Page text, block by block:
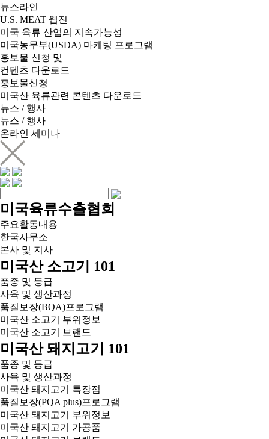
뉴스라인
U.S. MEAT 웹진
미국 육류 산업의 지속가능성
미국농무부(USDA) 마케팅 프로그램
홍보물 신청 및
컨텐츠 다운로드
홍보물신청
미국산 육류관련 콘텐츠 다운로드
뉴스 / 행사
뉴스 / 행사
온라인 세미나
미국육류수출협회
주요활동내용
한국사무소
본사 및 지사
미국산 소고기 101
품종 및 등급
사육 및 생산과정
품질보장(BQA)프로그램
미국산 소고기 부위정보
미국산 소고기 브랜드
미국산 돼지고기 101
품종 및 등급
사육 및 생산과정
미국산 돼지고기 특장점
품질보장(PQA plus)프로그램
미국산 돼지고기 부위정보
미국산 돼지고기 가공품